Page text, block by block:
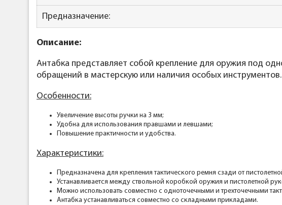
Предназначение:
Описание:
Антабка представляет собой крепление для оружия под
обращений в мастерскую или наличия особых инструментов.
Особенности:
Увеличение высоты ручки на 3 мм;
Удобна для использования правшами и левшами;
Повышение практичности и удобства.
Характеристики:
Предназначена для крепления тактического ремня сзади от
Устанавливается между ствольной коробкой оружия и пистолетной
Можно использовать совместно с одноточечными и трехточечными
Антабка устанавливаться совместно со складными прикладами.